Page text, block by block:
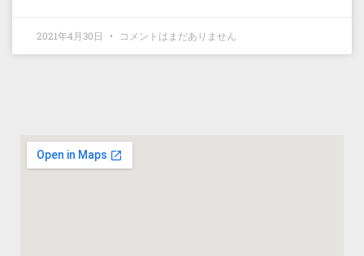
2021年4月30日 コメントはまだありません